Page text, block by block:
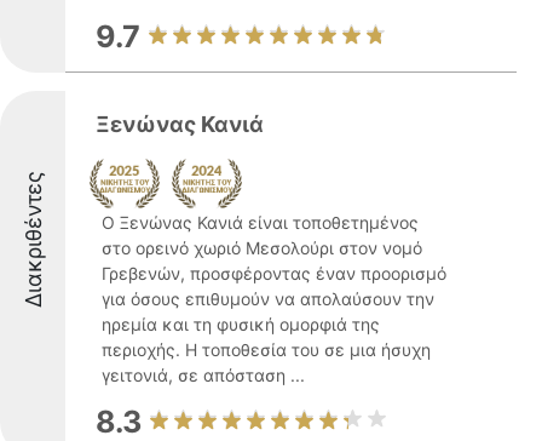
9.7
Διακριθέντες
Ξενώνας Κανιά
Ο Ξενώνας Κανιά είναι τοποθετημένος
στο ορεινό χωριό Μεσολούρι στον νομό
Γρεβενών, προσφέροντας έναν προορισμό
για όσους επιθυμούν να απολαύσουν την
ηρεμία και τη φυσική ομορφιά της
περιοχής. Η τοποθεσία του σε μια ήσυχη
γειτονιά, σε απόσταση ...
8.3